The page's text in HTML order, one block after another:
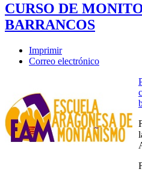
CURSO DE
BARRANCOS
Imprimir
Correo electrónico